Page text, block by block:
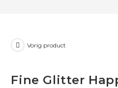
Vorig product
Fine Glitter